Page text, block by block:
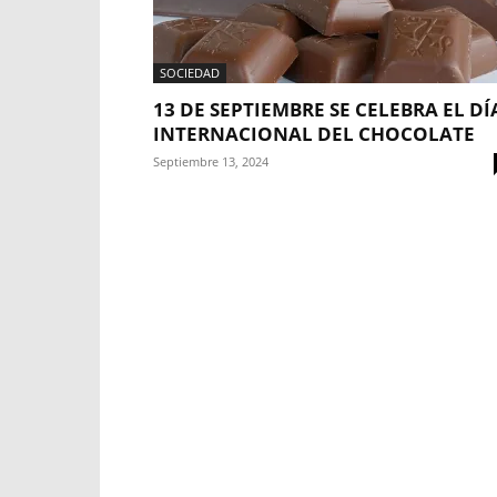
SOCIEDAD
13 DE SEPTIEMBRE SE CELEBRA EL
INTERNACIONAL DEL CHOCOLATE
Septiembre 13, 2024